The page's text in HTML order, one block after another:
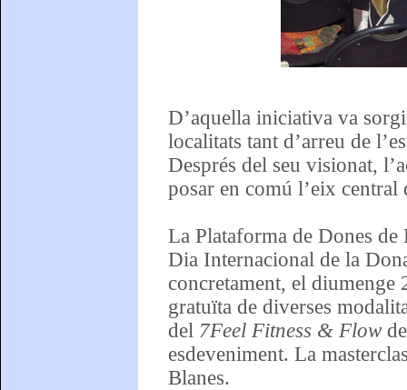
D’aquella iniciativa va
localitats tant d’arreu de
Després del seu visionat,
posar en comú l’eix central
La Plataforma de Dones de
Dia Internacional de la
concretament, el diumenge
gratuïta de diverses
del 7Feel Fitness & Flowde
esdeveniment. La
Blanes.